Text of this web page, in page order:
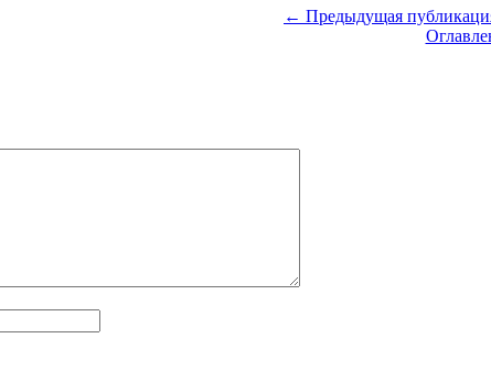
← Предыдущая